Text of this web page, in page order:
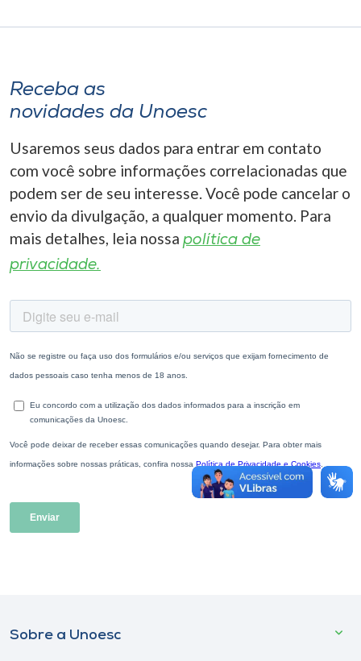
Selecione
A+
Receba as
novidades da Unoesc
Usaremos seus dados para entrar em contato
com você sobre informações correlacionadas que
podem ser de seu interesse. Você pode cancelar o
envio da divulgação, a qualquer momento. Para
mais detalhes, leia nossa política de
privacidade.
Sobre a Unoesc